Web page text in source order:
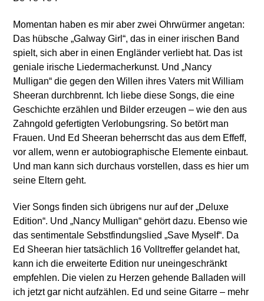
Momentan haben es mir aber zwei Ohrwürmer angetan:
Das hübsche „Galway Girl“, das in einer irischen Band
spielt, sich aber in einen Engländer verliebt hat. Das ist
geniale irische Liedermacherkunst. Und „Nancy
Mulligan“ die gegen den Willen ihres Vaters mit William
Sheeran durchbrennt. Ich liebe diese Songs, die eine
Geschichte erzählen und Bilder erzeugen – wie den aus
Zahngold gefertigten Verlobungsring. So betört man
Frauen. Und Ed Sheeran beherrscht das aus dem Effeff,
vor allem, wenn er autobiographische Elemente einbaut.
Und man kann sich durchaus vorstellen, dass es hier um
seine Eltern geht.
Vier Songs finden sich übrigens nur auf der „Deluxe
Edition“. Und „Nancy Mulligan“ gehört dazu. Ebenso wie
das sentimentale Sebstfindungslied „Save Myself“. Da
Ed Sheeran hier tatsächlich 16 Volltreffer gelandet hat,
kann ich die erweiterte Edition nur uneingeschränkt
empfehlen. Die vielen zu Herzen gehende Balladen will
ich jetzt gar nicht aufzählen. Ed und seine Gitarre – mehr